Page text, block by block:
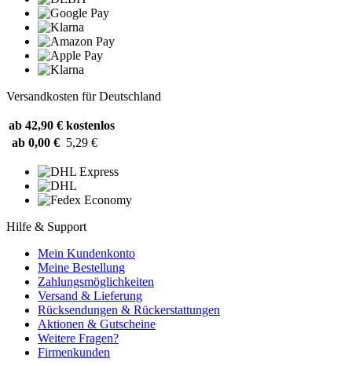
Versandkosten für Deutschland
ab 42,90 € kostenlos
ab 0,00 € 5,29 €
Hilfe & Support
Mein Kundenkonto
Meine Bestellung
Zahlungsmöglichkeiten
Versand & Lieferung
Rücksendungen & Rückerstattungen
Aktionen & Gutscheine
Weitere Fragen?
Firmenkunden